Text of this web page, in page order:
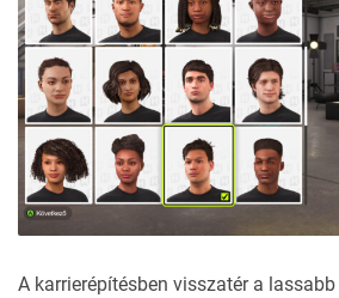
A karrierépítésben visszatér a